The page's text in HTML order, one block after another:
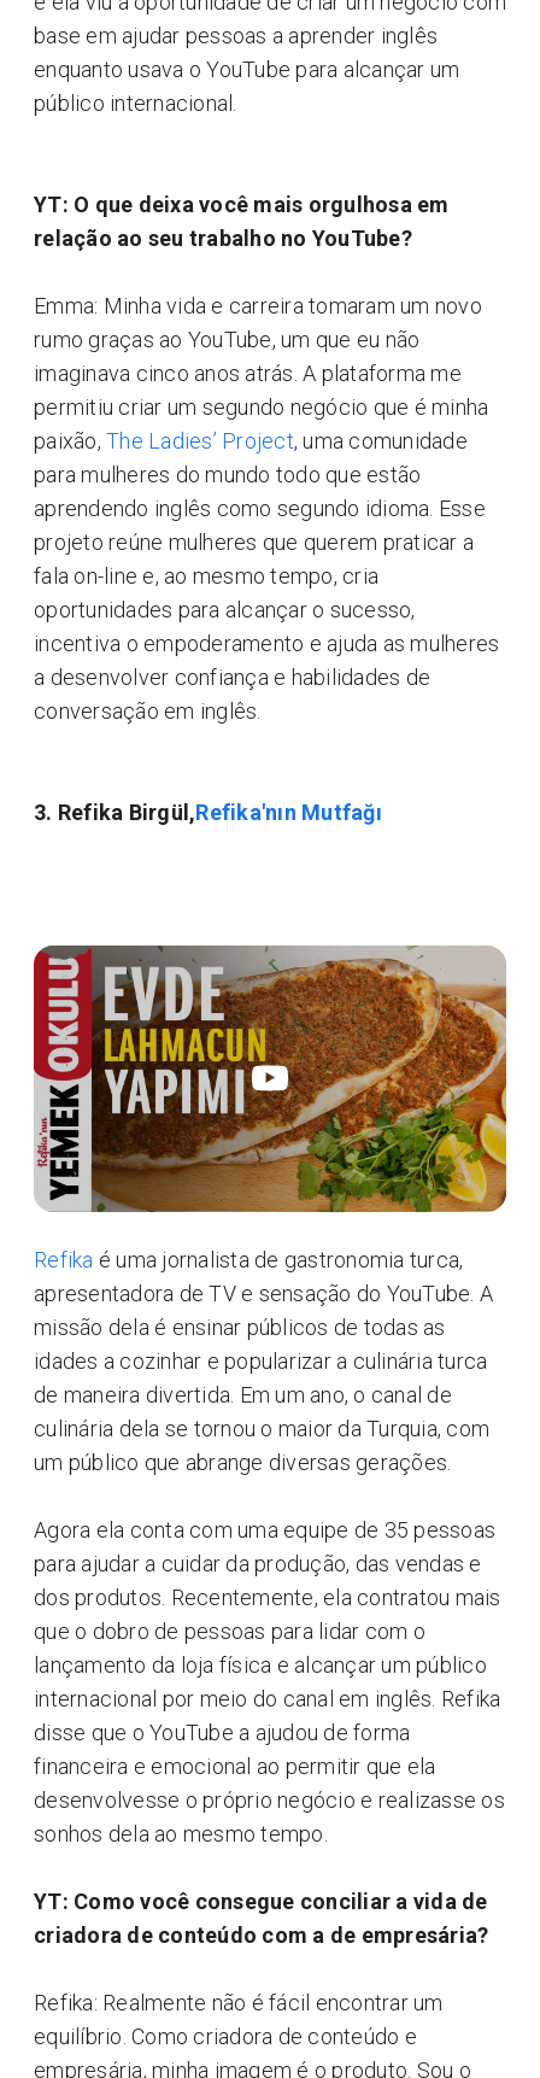
base em ajudar pessoas a aprender inglês
enquanto usava o YouTube para alcançar um
público internacional.
YT: O que deixa você mais orgulhosa em
relação ao seu trabalho no YouTube?
Emma: Minha vida e carreira tomaram um novo
rumo graças ao YouTube, um que eu não
imaginava cinco anos atrás. A plataforma me
permitiu criar um segundo negócio que é minha
paixão, The Ladies’ Project, uma comunidade
para mulheres do mundo todo que estão
aprendendo inglês como segundo idioma. Esse
projeto reúne mulheres que querem praticar a
fala on-line e, ao mesmo tempo, cria
oportunidades para alcançar o sucesso,
incentiva o empoderamento e ajuda as mulheres
a desenvolver confiança e habilidades de
conversação em inglês.
3. Refika Birgül,Refika'nın Mutfağı
Refika é uma jornalista de gastronomia turca,
apresentadora de TV e sensação do YouTube. A
missão dela é ensinar públicos de todas as
idades a cozinhar e popularizar a culinária turca
de maneira divertida. Em um ano, o canal de
culinária dela se tornou o maior da Turquia, com
um público que abrange diversas gerações.
Agora ela conta com uma equipe de 35 pessoas
para ajudar a cuidar da produção, das vendas e
dos produtos. Recentemente, ela contratou mais
que o dobro de pessoas para lidar com o
lançamento da loja física e alcançar um público
internacional por meio do canal em inglês. Refika
disse que o YouTube a ajudou de forma
financeira e emocional ao permitir que ela
desenvolvesse o próprio negócio e realizasse os
sonhos dela ao mesmo tempo.
YT: Como você consegue conciliar a vida de
criadora de conteúdo com a de empresária?
Refika: Realmente não é fácil encontrar um
equilíbrio. Como criadora de conteúdo e
empresária, minha imagem é o produto. Sou o